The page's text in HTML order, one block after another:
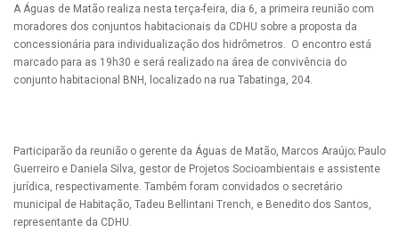
A Águas de Matão realiza nesta terça-feira, dia 6, a primeira reunião com
moradores dos conjuntos habitacionais da CDHU sobre a proposta da
concessionária para individualização dos hidrômetros. O encontro está
marcado para as 19h30 e será realizado na área de convivência do
conjunto habitacional BNH, localizado na rua Tabatinga, 204.
Participarão da reunião o gerente da Águas de Matão, Marcos Araújo; Paulo
Guerreiro e Daniela Silva, gestor de Projetos Socioambientais e assistente
jurídica, respectivamente. Também foram convidados o secretário
municipal de Habitação, Tadeu Bellintani Trench, e Benedito dos Santos,
representante da CDHU.